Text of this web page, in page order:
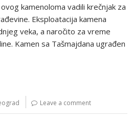
kamenoloma vadili krečnjak za
Eksploatacija kamena
veka, a naročito za vreme
Kamen sa Tašmajdana ugrađen
Leave a comment